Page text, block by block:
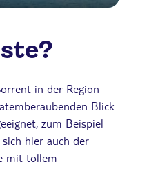
in der Region
Blick
zum Beispiel
hier auch der
mit tollem